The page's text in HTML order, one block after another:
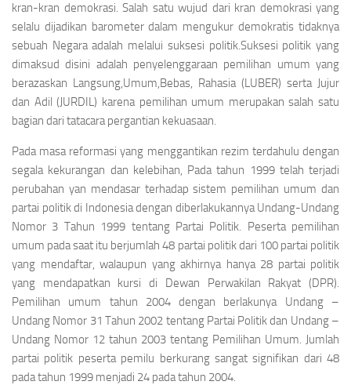
kran-kran demokrasi. Salah satu wujud dari kran demokrasi yang
selalu dijadikan barometer dalam mengukur demokratis tidaknya
sebuah Negara adalah melalui suksesi politik.Suksesi politik yang
dimaksud disini adalah penyelenggaraan pemilihan umum yang
berazaskan Langsung,Umum,Bebas, Rahasia (LUBER) serta Jujur
dan Adil (JURDIL) karena pemilihan umum merupakan salah satu
bagian dari tatacara pergantian kekuasaan.
Pada masa reformasi yang menggantikan rezim terdahulu dengan
segala kekurangan dan kelebihan, Pada tahun 1999 telah terjadi
perubahan yan mendasar terhadap sistem pemilihan umum dan
partai politik di Indonesia dengan diberlakukannya Undang-Undang
Nomor 3 Tahun 1999 tentang Partai Politik. Peserta pemilihan
umum pada saat itu berjumlah 48 partai politik dari 100 partai politik
yang mendaftar, walaupun yang akhirnya hanya 28 partai politik
yang mendapatkan kursi di Dewan Perwakilan Rakyat (DPR).
Pemilihan umum tahun 2004 dengan berlakunya Undang –
Undang Nomor 31 Tahun 2002 tentang Partai Politik dan Undang –
Undang Nomor 12 tahun 2003 tentang Pemilihan Umum. Jumlah
partai politik peserta pemilu berkurang sangat signifikan dari 48
pada tahun 1999 menjadi 24 pada tahun 2004.